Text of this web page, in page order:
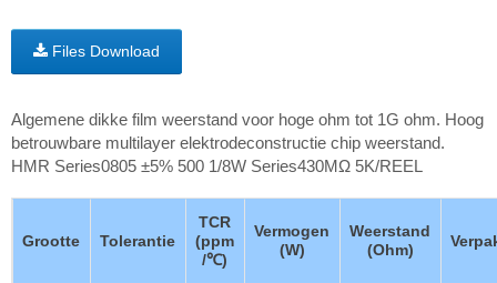
Files Download
Algemene dikke film weerstand voor hoge ohm tot 1G ohm. Hoog
betrouwbare multilayer elektrodeconstructie chip weerstand.
HMR Series0805 ±5% 500 1/8W Series430MΩ 5K/REEL
Grootte Tolerantie
TCR
(ppm
/℃)
Vermogen
(W)
Weerstand
(Ohm)